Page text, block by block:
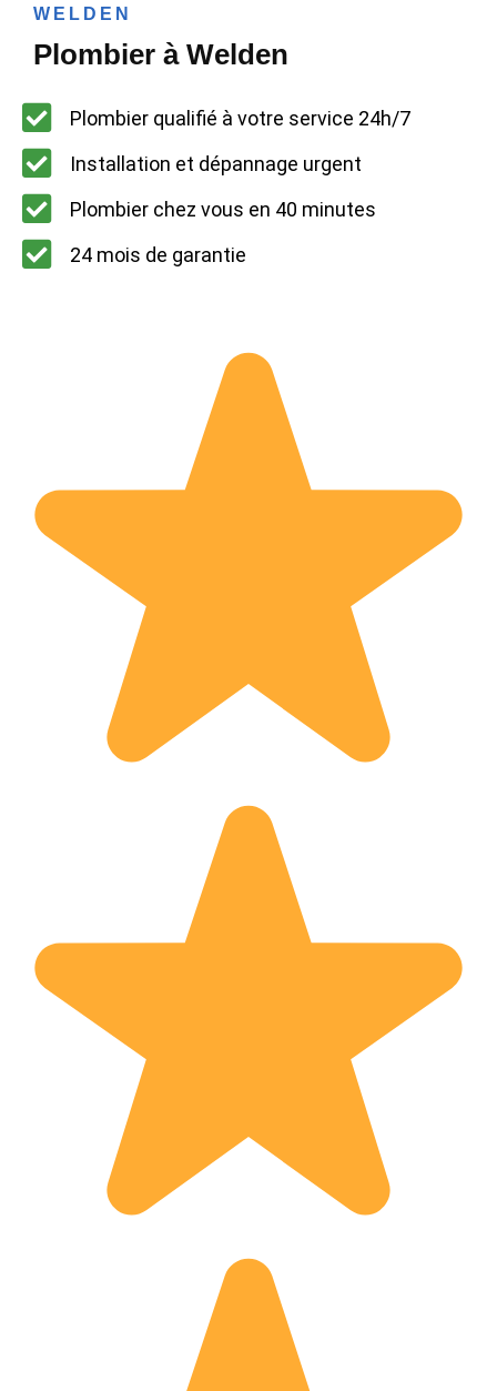
WELDEN
Plombier à Welden
Plombier qualifié à votre service 24h/7
Installation et dépannage urgent
Plombier chez vous en 40 minutes
24 mois de garantie